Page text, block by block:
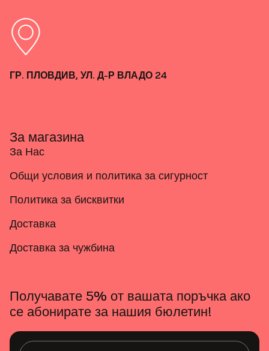
ГР. ПЛОВДИВ, УЛ. Д-Р ВЛАДО 24
За магазина
За Нас
Общи условия и политика за сигурност
Политика за бисквитки
Доставка
Доставка за чужбина
Получавате 5% от вашата поръчка ако
се абонирате за нашия бюлетин!